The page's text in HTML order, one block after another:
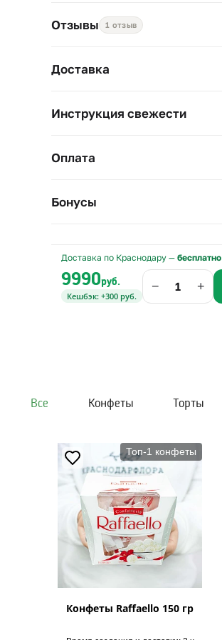
Отзывы 1 отзыв
Доставка
Инструкция свежести
Оплата
Бонусы
Доставка по Краснодару — бесплатно
9990руб.
Кешбэк: +300 руб.
− +
Все Конфеты Торты
Топ-1 конфеты
Конфеты Raffaello 150 гр